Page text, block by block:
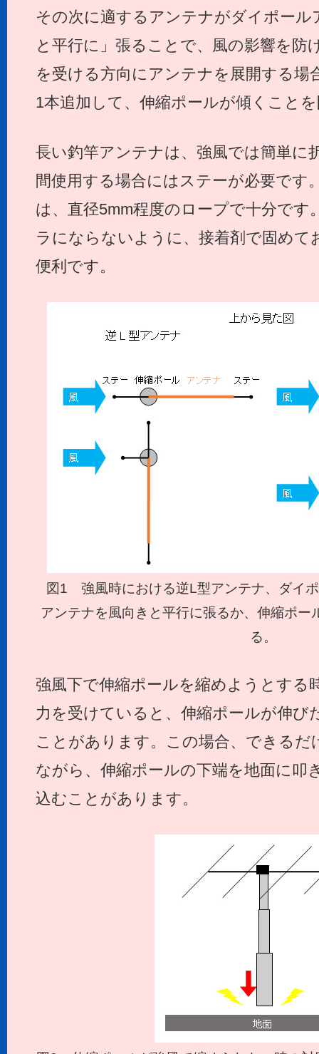
その次に適するアンテナがダイポール
と平行に」張ることで、風の影響を防
を受ける方向にアンテナを展開する場
1本追加して、伸縮ポールが傾くこと
長い釣竿アンテナは、強風では簡単に
間使用する場合にはステーが必要です
は、直径5mm程度のロープで十分で
ラにならないように、接着剤で固めて
便利です。
図1 強風時における逆L型アンテナ、ダイ
アンテナを風向きと平行に張るか、伸縮ポー
る。
強風下で伸縮ポールを縮めようとする
力を受けていると、伸縮ポールが伸び
ことがあります。この場合、できるだ
ながら、伸縮ポールの下端を地面に叩
込むことがあります。